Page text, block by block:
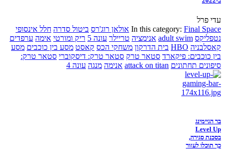
עדי פרל
In this category: Final Space אולאן רוג'רס ביטול סדרה חלל אינסופי
נטפליקס adult swim אנימציה טריילר עונה 5 ריק ומורטי אימה ערפדים
קאסלבניה HBO בית הדרקון משחקי הכס קאסט מסע בין כוכבים מסע
בין כוכבים: פיקארד סטאר טרק סטאר טרק: דיסקוברי סטאר טרק:
סיפונים תחתונים attack on titan אנימה מנגה עונה 4
בר הגיימינג
Level Up
בסכנת סגירה,
כך תוכלו לעזור